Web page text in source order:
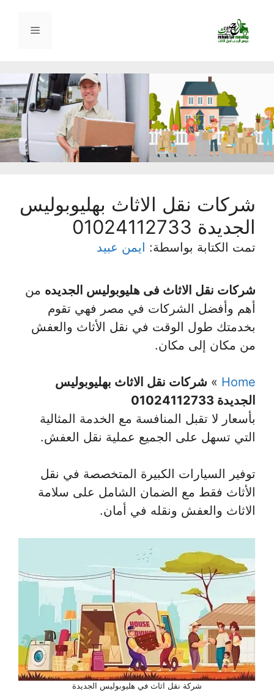
المحتوى
القائمة
شركات نقل الاثاث بهليوبوليس
الجديدة 01024112733
تمت الكتابة بواسطة: ايمن عبيد
شركات نقل الاثاث فى هليوبوليس الجديده من
أهم وأفضل الشركات في مصر فهي تقوم
بخدمتك طول الوقت في نقل الأثاث والعفش
من مكان إلى مكان.
Home
» شركات نقل الاثاث بهليوبوليس
الجديدة 01024112733
بأسعار لا تقبل المنافسة مع الخدمة المثالية
التي تسهل على الجميع عملية نقل العفش.
توفير السيارات الكبيرة المتخصصة في نقل
الأثاث فقط مع الضمان الشامل على سلامة
الاثاث والعفش ونقله في أمان.
شركة نقل اثاث في هليوبوليس الجديدة